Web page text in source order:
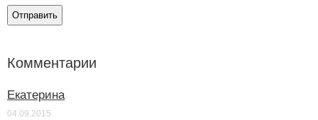
Комментарии
Екатерина
04.09.2015